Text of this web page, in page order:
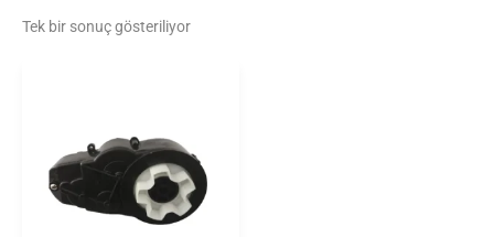
Tek bir sonuç gösteriliyor